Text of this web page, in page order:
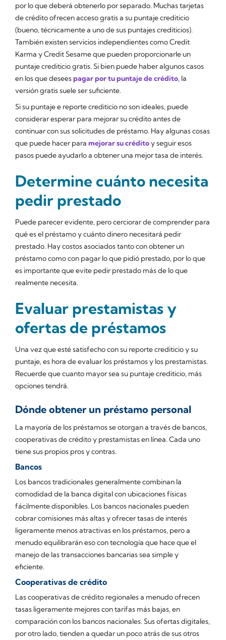
por lo que deberá obtenerlo por separado. Muchas tarjetas
de crédito ofrecen acceso gratis a su puntaje crediticio
(bueno, técnicamentea unode sus puntajes crediticios).
También existen servicios independientes como Credit
Karma y Credit Sesame que pueden proporcionarle un
puntaje crediticio gratis. Si bien puede haber algunos casos
en los que deseespagar por tu puntaje de crédito, la
versión gratis suele ser suficiente.
Si su puntaje e reporte crediticio no son ideales, puede
considerar esperar para mejorar su crédito antes de
continuar con sus solicitudes de préstamo. Hay algunas cosas
que puede hacer para mejorar su créditoy seguir esos
pasos puede ayudarlo a obtener una mejor tasa de interés.
Determine cuánto necesita
pedir prestado
Puede parecer evidente, pero cerciorar de comprender para
qué es el préstamo y cuánto dinero necesitará pedir
prestado. Hay costos asociados tanto con obtener un
préstamo como con pagar lo que pidió prestado, por lo que
es importante que evite pedir prestado más de lo que
realmente necesita.
Evaluar prestamistas y
ofertas de préstamos
Una vez que esté satisfecho con su reporte crediticio y su
puntaje, es hora de evaluar los préstamos y los prestamistas.
Recuerde que cuanto mayor sea su puntaje crediticio, más
opciones tendrá.
Dónde obtener un préstamo personal
La mayoría de los préstamos se otorgan a través de bancos,
cooperativas de crédito y prestamistas en línea. Cada uno
tiene sus propios pros y contras.
Bancos
Los bancos tradicionales generalmente combinan la
comodidad de la banca digital con ubicaciones físicas
fácilmente disponibles. Los bancos nacionales pueden
cobrar comisiones más altas y ofrecer tasas de interés
ligeramente menos atractivas en los préstamos, pero a
menudo equilibrarán eso con tecnología que hace que el
manejo de las transacciones bancarias sea simple y
eficiente.
Cooperativas de crédito
Las cooperativas de crédito regionales a menudo ofrecen
tasas ligeramente mejores con tarifas más bajas, en
comparación con los bancos nacionales. Sus ofertas digitales,
por otro lado, tienden a quedar un poco atrás de sus otros